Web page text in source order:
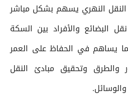
النهري يسهم بشكل مباشر
البضائع والأفراد بين السكة
يساهم في الحفاظ على العمر
والطرق وتحقيق مبادئ النقل